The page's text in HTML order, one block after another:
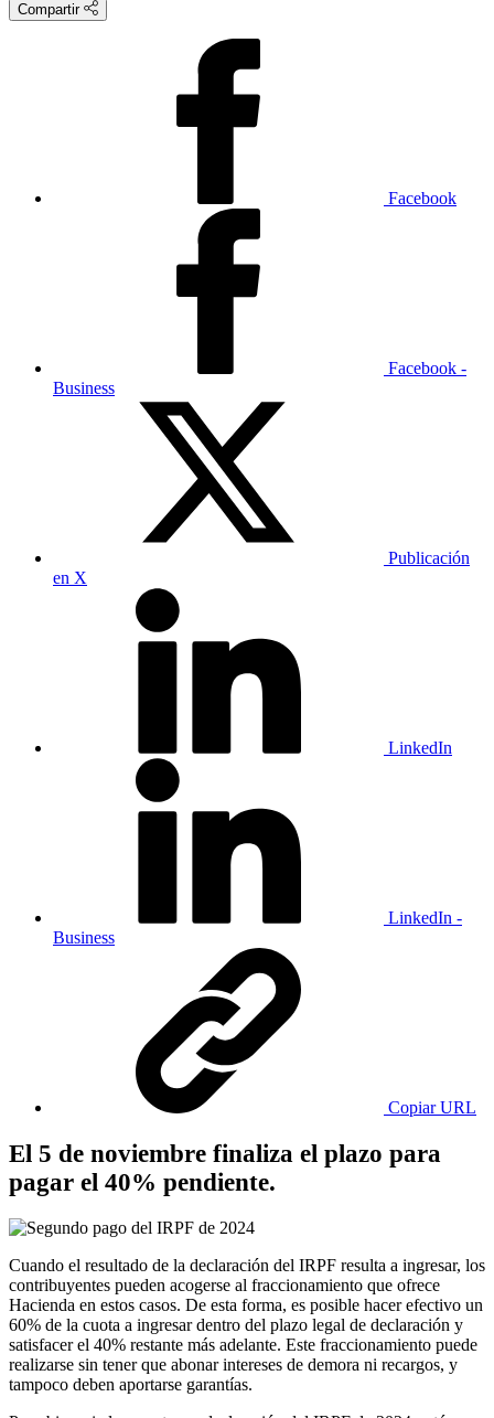
Compartir
Facebook
Facebook -
Business
Publicación
en X
LinkedIn
LinkedIn -
Business
Copiar URL
​​​​​​​El 5 de noviembre finaliza el plazo para
pagar el 40% pendiente.
Cuando el resultado de la declaración del IRPF resulta a ingresar, los
contribuyentes pueden acogerse al fraccionamiento que ofrece
Hacienda en estos casos. De esta forma, es posible hacer efectivo un
60% de la cuota a ingresar dentro del plazo legal de declaración y
satisfacer el 40% restante más adelante. Este fraccionamiento puede
realizarse sin tener que abonar intereses de demora ni recargos, y
tampoco deben aportarse garantías.